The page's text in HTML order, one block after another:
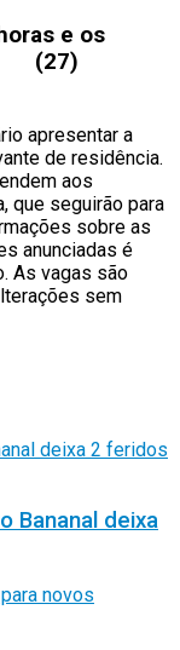
e os
(27)
apresentar a
de residência.
aos
que seguirão para
sobre as
anunciadas é
As vagas são
sem
Bananal deixa